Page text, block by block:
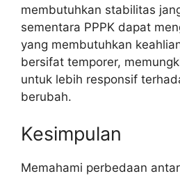
membutuhkan stabilitas
sementara PPPK dapat
yang membutuhkan
bersifat temporer,
untuk lebih responsif
berubah.
Kesimpulan
Memahami perbedaan